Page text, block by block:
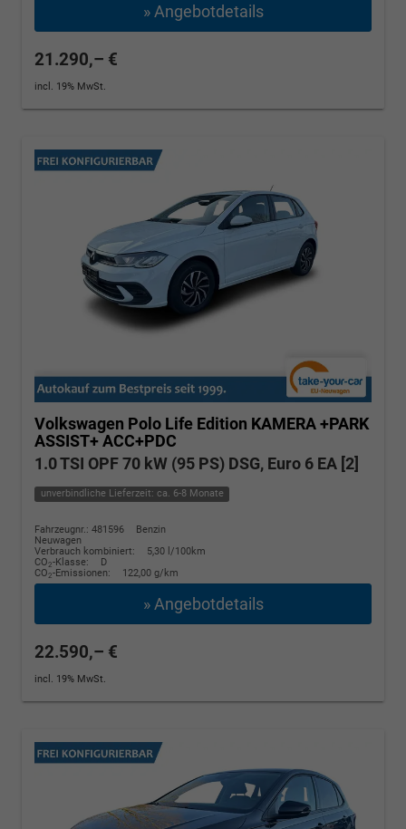
» Angebotdetails
21.290,– €
incl. 19% MwSt.
Volkswagen Polo Life Edition KAMERA +PARK
ASSIST+ ACC+PDC
1.0 TSI OPF 70 kW (95 PS) DSG, Euro 6 EA [2]
unverbindliche Lieferzeit: ca. 6-8 Monate
Fahrzeugnr.: 481596
Benzin
Neuwagen
Verbrauch kombiniert:
5,30 l/100km
CO2-Klasse:
D
CO2-Emissionen: 122,00 g/km
» Angebotdetails
22.590,– €
incl. 19% MwSt.